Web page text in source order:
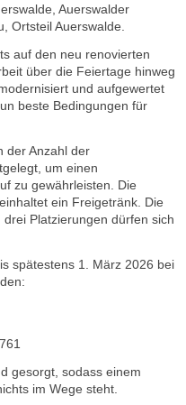
Auerswalder
Ortsteil Auerswalde.
auf den neu renovierten
über die Feiertage hinweg
und aufgewertet
beste Bedingungen für
der Anzahl der
um einen
zu gewährleisten. Die
ein Freigetränk. Die
Platzierungen dürfen sich
spätestens 1. März 2026 bei
gesorgt, sodass einem
im Wege steht.